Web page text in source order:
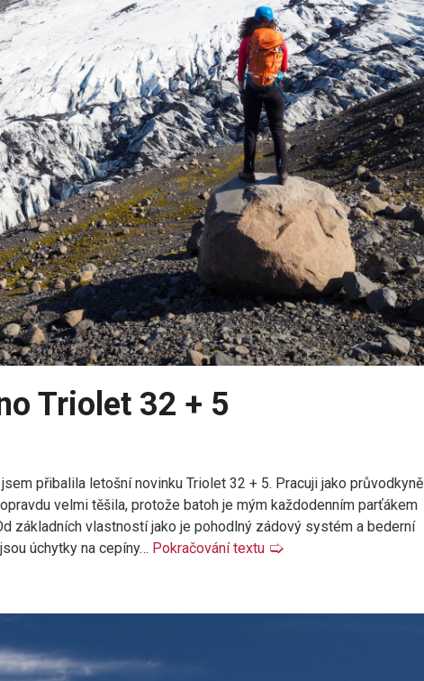
Triolet 32 + 5
přibalila letošní novinku Triolet 32 + 5. Pracuji jako průvodkyně
velmi těšila, protože batoh je mým každodenním parťákem
základních vlastností jako je pohodlný zádový systém a bederní
úchytky na cepíny… Pokračování textu 🢡